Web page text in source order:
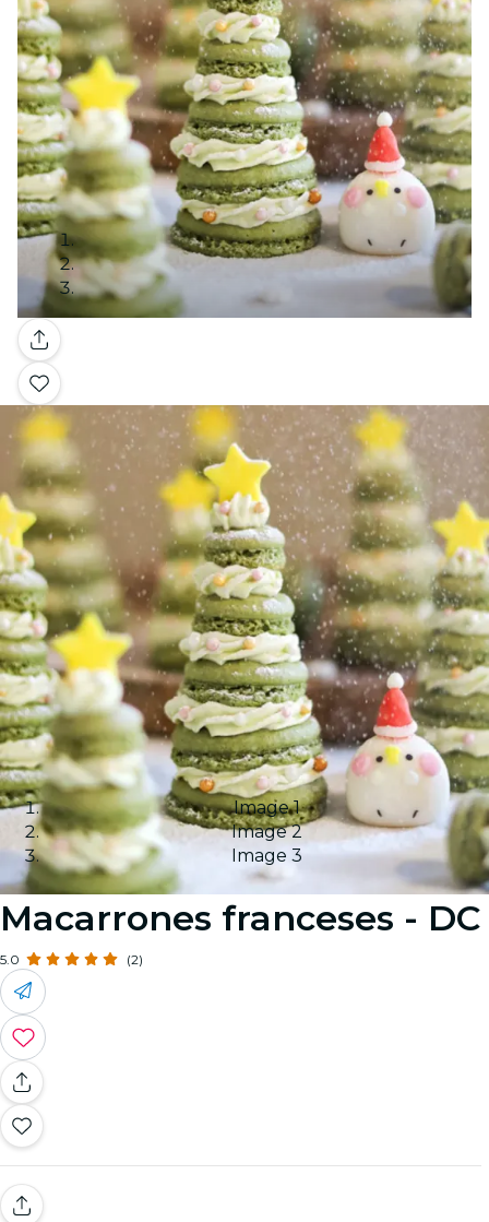
Galería
Image 1
Image 2
Image 3
Macarrones franceses - DC
5.0 (2)